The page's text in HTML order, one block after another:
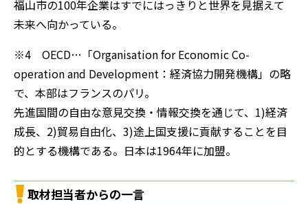
福山市の100年企業はすでにはっきりと世界を見据えて
未来へ向かっている。
※4 OECD…「Organisation for Economic Co-
operation and Development：経済協力開発機構」の略
で、本部はフランスのパリ。
先進国間の自由な意見交換・情報交換を通じて、1)経済
成長、2)貿易自由化、3)途上国支援に貢献することを目
的とする機構である。日本は1964年に加盟。
取材担当者からの一言